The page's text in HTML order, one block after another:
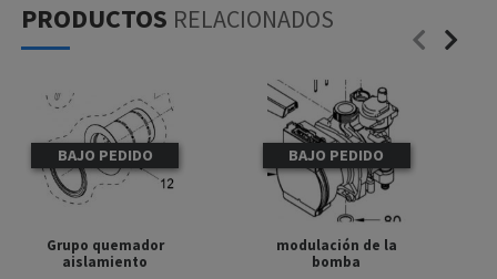
PRODUCTOS RELACIONADOS
BAJO PEDIDO
Grupo quemador
aislamiento
BAJO PEDIDO
modulación de la
bomba